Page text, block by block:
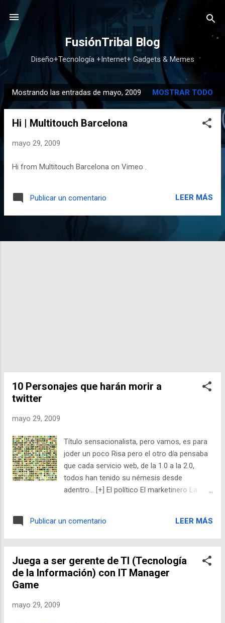
Ir al contenido principal
FusiónTribal Blog
Diseño+Tecnología +Internet+ Gadgets & Memes
n
Mostrando las entradas de mayo, 2009 MOSTRAR TODO
Hi | Multitouch Barcelona
mayo 29, 2009
Hi from Multitouch Barcelona on Vimeo .
Publicar un comentario LEER MÁS
10 Personajes que harán morir a
twitter
mayo 29, 2009
Título sensacionalista, pero vamos, es para
joder un poco Risa pero el otro día pensaba
que cada servicio web, de la 1.0 a la 2.0,
todos han tenido su némesis desde
adentro... [+] El político El marketinero La
que documenta El buscafama El
creatiiivooooooooo Los "Stars" Leer la
Publicar un comentario LEER MÁS
Juega a ser gerente de TI (Tecnología
de la Información) con IT Manager
Game
mayo 29, 2009